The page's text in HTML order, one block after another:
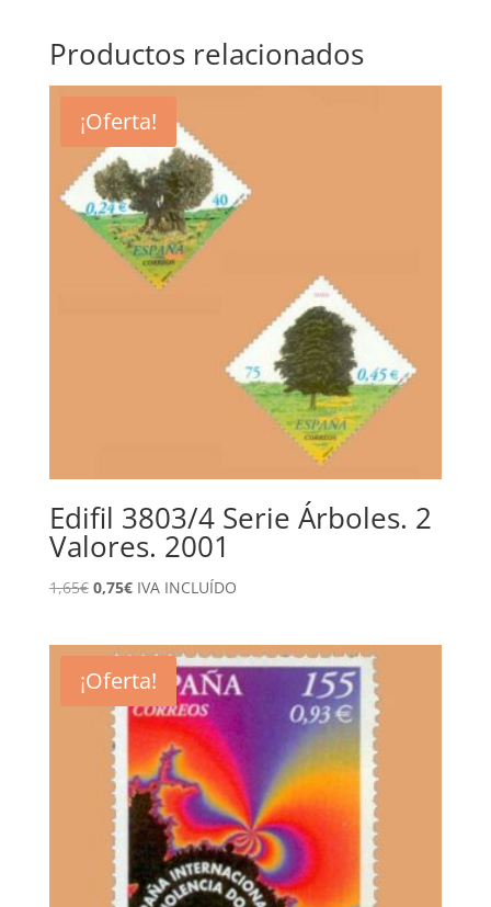
Productos relacionados
¡Oferta!
Edifil 3803/4 Serie Árboles. 2
Valores. 2001
1,65€ El
era:
1,65€.
0,75€El
es:
0,75€.
IVA INCLUÍDO
¡Oferta!